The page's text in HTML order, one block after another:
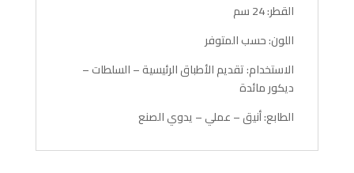
القطر: 24 سم
اللون: حسب المتوفر
الاستخدام: تقديم الأطباق الرئيسية – السلطات –
ديكور مائدة
الطابع: أنيق – عملي – يدوي الصنع